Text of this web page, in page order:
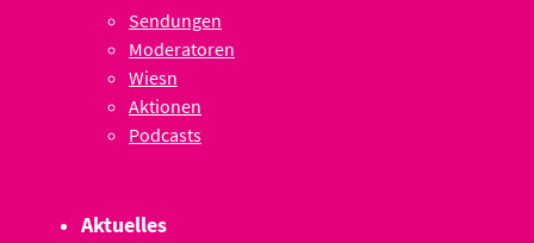
Sendungen
Moderatoren
Wiesn
Aktionen
Podcasts
Aktuelles